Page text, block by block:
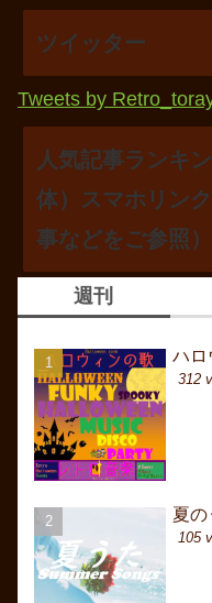
ツイッター
Tweets by
人気記事ランキ
体）スマホリン
事などをご参照
週刊
ハロ
312
夏の
105